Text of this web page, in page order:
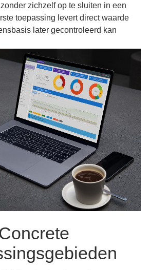
zichzelf op te sluiten in een
toepassing levert direct waarde
later gecontroleerd kan